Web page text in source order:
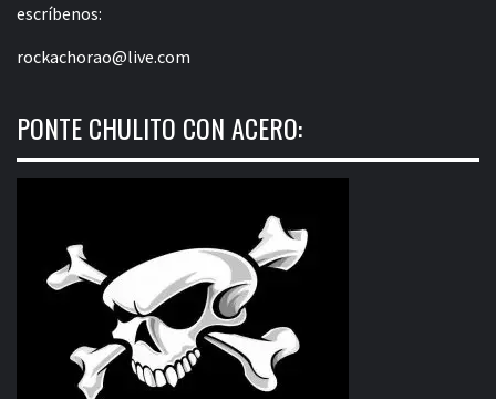
escríbenos:
rockachorao@live.com
PONTE CHULITO CON ACERO: